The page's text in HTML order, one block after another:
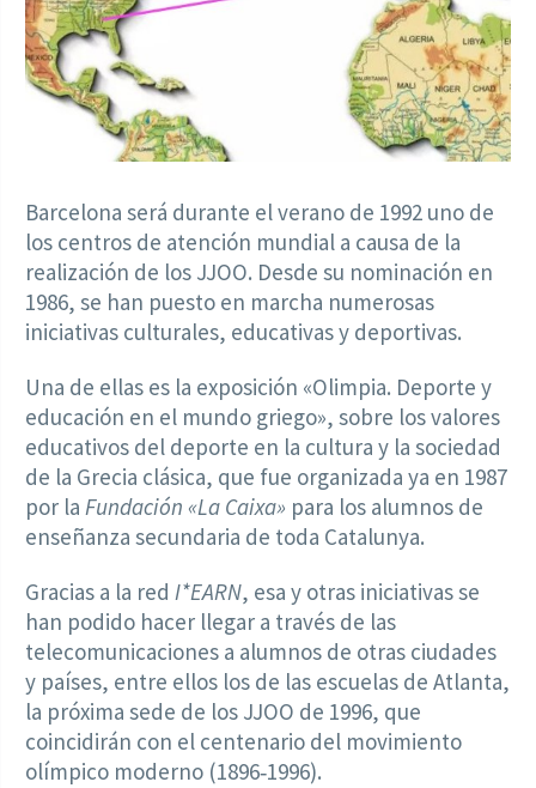
Barcelona será durante el verano de 1992 uno de
los centros de atención mundial a causa de la
realización de los JJOO. Desde su nominación en
1986, se han puesto en marcha numerosas
iniciativas culturales, educativas y deportivas.
Una de ellas es la exposición «Olimpia. Deporte y
educación en el mundo griego», sobre los valores
educativos del deporte en la cultura y la sociedad
de la Grecia clásica, que fue organizada ya en 1987
por la Fundación «La Caixa» para los alumnos de
enseñanza secundaria de toda Catalunya.
Gracias a la red I*EARN, esa y otras iniciativas se
han podido hacer llegar a través de las
telecomunicaciones a alumnos de otras ciudades
y países, entre ellos los de las escuelas de Atlanta,
la próxima sede de los JJOO de 1996, que
coincidirán con el centenario del movimiento
olímpico moderno (1896‑1996).